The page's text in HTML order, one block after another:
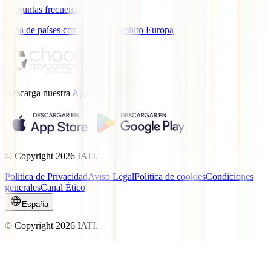
Preguntas frecuentes
Lista de países con cobertura ámbito Europa
Descarga nuestra App.
© Copyright 2026 IATI.
Política de PrivacidadAviso LegalPolitica de cookiesCondiciones
generalesCanal Ético
España
© Copyright 2026 IATI.